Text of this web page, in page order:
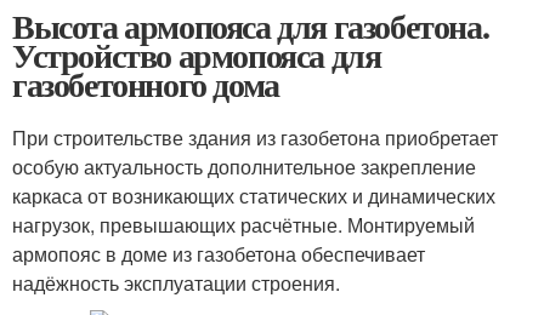
Высота армопояса для газобетона.
Устройство армопояса для
газобетонного дома
При строительстве здания из газобетона приобретает
особую актуальность дополнительное закрепление
каркаса от возникающих статических и динамических
нагрузок, превышающих расчётные. Монтируемый
армопояс в доме из газобетона обеспечивает
надёжность эксплуатации строения.